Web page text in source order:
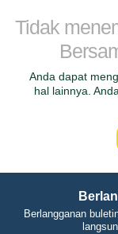
Tidak
Anda dapat
hal lainnya.
Berlangganan